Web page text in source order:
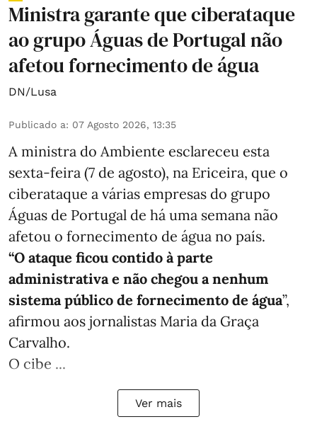
Ministra garante que ciberataque
ao grupo Águas de Portugal não
afetou fornecimento de água
DN/Lusa
Publicado a: 07 Agosto 2026, 13:35
A ministra do Ambiente esclareceu esta
sexta-feira (7 de agosto), na Ericeira, que o
ciberataque a várias empresas do grupo
Águas de Portugal de há uma semana não
afetou o fornecimento de água no país.
“O ataque ficou contido à parte
administrativa e não chegou a nenhum
sistema público de fornecimento de água”,
afirmou aos jornalistas Maria da Graça
Carvalho.
O cibe ...
Ver mais